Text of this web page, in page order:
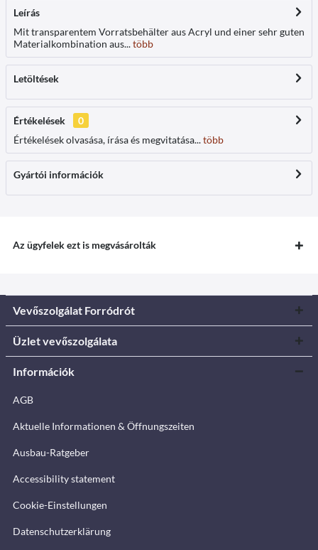
Leírás
Mit transparentem Vorratsbehälter aus Acryl und einer sehr guten
Materialkombination aus...több
Letöltések
Értékelések
0
Értékelések olvasása, írása és megvitatása...több
Gyártói információk
Az ügyfelek ezt is megvásárolták
Vevőszolgálat Forródrót
Üzlet vevőszolgálata
Információk
AGB
Aktuelle Informationen & Öffnungszeiten
Ausbau-Ratgeber
Accessibility statement
Cookie-Einstellungen
Datenschutzerklärung